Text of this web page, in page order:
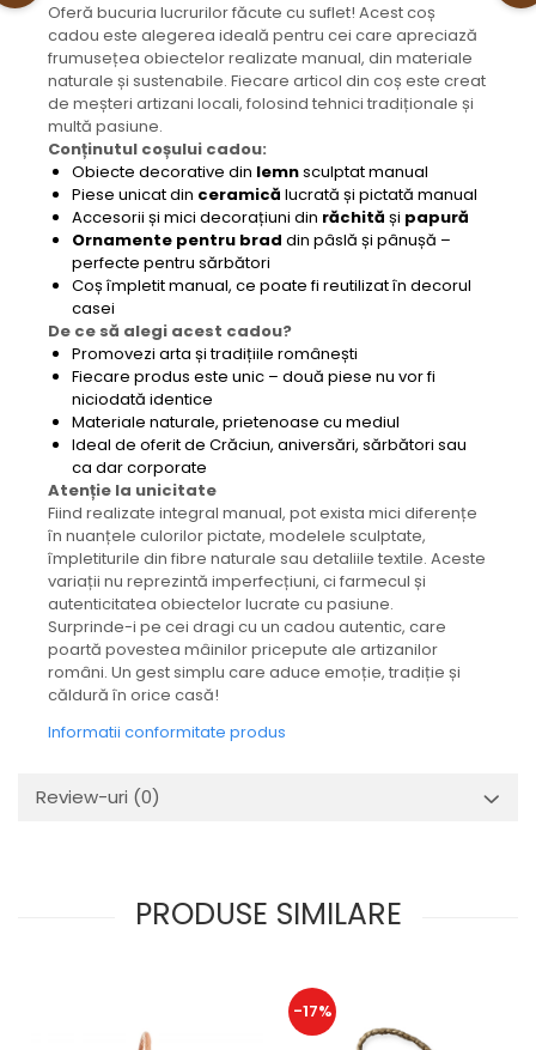
Oferă bucuria lucrurilor făcute cu suflet! Acest coș
cadou este alegerea ideală pentru cei care apreciază
frumusețea obiectelor realizate manual, din materiale
naturale și sustenabile. Fiecare articol din coș este creat
de meșteri artizani locali, folosind tehnici tradiționale și
multă pasiune.
Conținutul coșului cadou:
Obiecte decorative din lemnsculptat manual
Piese unicat din ceramică lucrată și pictată manual
Accesorii și mici decorațiuni din răchită și papură
Ornamente pentru brad din pâslă și pânușă –
perfecte pentru sărbători
Coș împletit manual, ce poate fi reutilizat în decorul
casei
De ce să alegi acest cadou?
Promovezi arta și tradițiile românești
Fiecare produs este unic – două piese nu vor fi
niciodată identice
Materiale naturale, prietenoase cu mediul
Ideal de oferit de Crăciun, aniversări, sărbători sau
ca dar corporate
Atenție la unicitate
Fiind realizate integral manual, pot exista mici diferențe
în nuanțele culorilor pictate, modelele sculptate,
împletiturile din fibre naturale sau detaliile textile. Aceste
variații nu reprezintă imperfecțiuni, ci farmecul și
autenticitatea obiectelor lucrate cu pasiune.
Surprinde-i pe cei dragi cu un cadou autentic, care
poartă povestea mâinilor pricepute ale artizanilor
români. Un gest simplu care aduce emoție, tradiție și
căldură în orice casă!
Informatii conformitate produs
Review-uri (0)
PRODUSE SIMILARE
-17%